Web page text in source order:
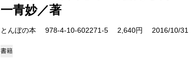
一青妙／著
とんぼの本 978-4-10-602271-5 2,640円 2016/10/31
書籍